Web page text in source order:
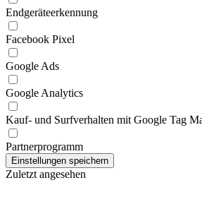
Endgeräteerkennung
Facebook Pixel
Google Ads
Google Analytics
Kauf- und Surfverhalten mit Google Tag
Partnerprogramm
Zuletzt angesehen